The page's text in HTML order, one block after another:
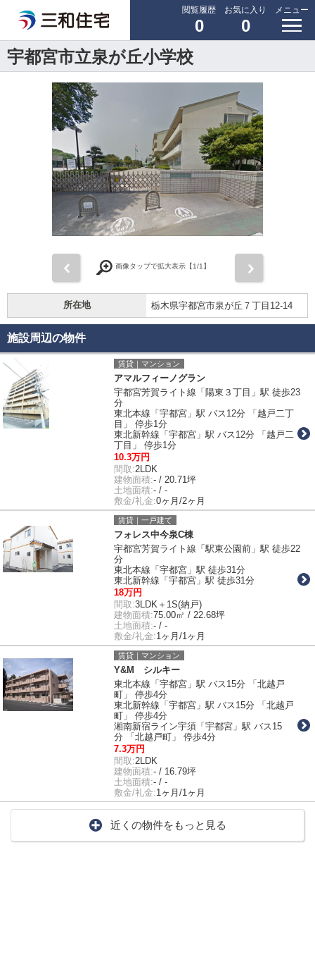
閲覧履歴
0
お気に入り
0
メニュー
宇都宮市立泉が丘小学校
画像タップで拡大表示【1/1】
所在地 栃木県宇都宮市泉が丘７丁目12-14
施設周辺の物件
賃貸｜マンション
アマルフィーノグラン
宇都宮芳賀ライト線「陽東３丁目」駅 徒歩23
分
東北本線「宇都宮」駅 バス12分 「越戸二丁
目」 停歩1分
東北新幹線「宇都宮」駅 バス12分 「越戸二
丁目」 停歩1分
10.3万円
間取:2LDK
建物面積:- / 20.71坪
土地面積:- / -
敷金/礼金:0ヶ月/2ヶ月
賃貸｜一戸建て
フォレス中今泉C棟
宇都宮芳賀ライト線「駅東公園前」駅 徒歩22
分
東北本線「宇都宮」駅 徒歩31分
東北新幹線「宇都宮」駅 徒歩31分
18万円
間取:3LDK＋1S(納戸)
建物面積:75.00㎡ / 22.68坪
土地面積:- / -
敷金/礼金:1ヶ月/1ヶ月
賃貸｜マンション
Y&M シルキー
東北本線「宇都宮」駅 バス15分 「北越戸
町」 停歩4分
東北新幹線「宇都宮」駅 バス15分 「北越戸
町」 停歩4分
湘南新宿ライン宇須「宇都宮」駅 バス15
分 「北越戸町」 停歩4分
7.3万円
間取:2LDK
建物面積:- / 16.79坪
土地面積:- / -
敷金/礼金:1ヶ月/1ヶ月
近くの物件をもっと見る